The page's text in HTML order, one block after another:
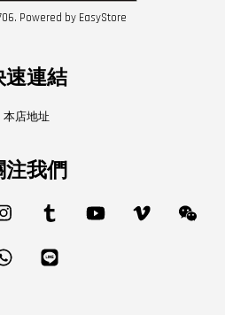
Powered by EasyStore
速連結
本店地址
注我們
Instagram Tumblr YouTube Vimeo
Whatsapp